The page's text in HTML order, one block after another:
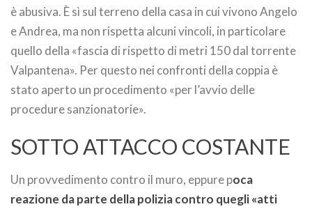
è abusiva. È sì sul terreno della casa in cui vivono Angelo
e Andrea, ma non rispetta alcuni vincoli, in particolare
quello della «fascia di rispetto di metri 150 dal torrente
Valpantena». Per questo nei confronti della coppia è
stato aperto un procedimento «per l’avvio delle
procedure sanzionatorie».
SOTTO ATTACCO COSTANTE
Un provvedimento contro il muro, eppure poca
reazione da parte della polizia contro quegli «atti